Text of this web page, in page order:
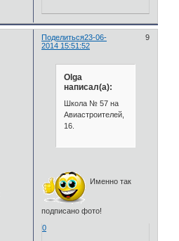
Поделиться 9
23-06-
2014 15:51:52
Olga
написал(а):
Школа № 57 на
Авиастроителей,
16.
Именно так
подписано фото!
0